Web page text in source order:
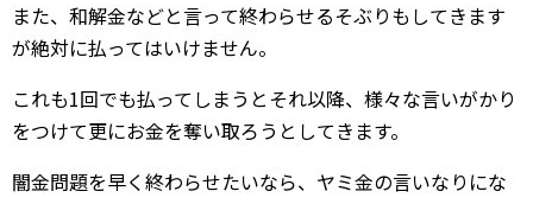
また、和解金などと言って終わらせるそぶりもしてきます
が絶対に払ってはいけません。
これも1回でも払ってしまうとそれ以降、様々な言いがかり
をつけて更にお金を奪い取ろうとしてきます。
闇金問題を早く終わらせたいなら、ヤミ金の言いなりにな